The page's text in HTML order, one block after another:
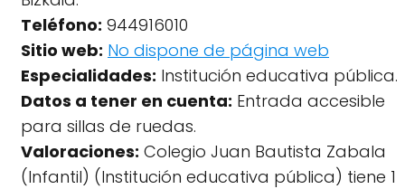
Teléfono: 944916010
Sitio web: No dispone de página web
Especialidades: Institución educativa pública.
Datos a tener en cuenta: Entrada accesible
para sillas de ruedas.
Valoraciones: Colegio Juan Bautista Zabala
(Infantil) (Institución educativa pública) tiene 1